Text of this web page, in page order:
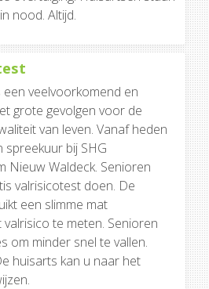
nood. Altijd.
veelvoorkomend en
grote gevolgen voor de
van leven. Vanaf heden
spreekuur bij SHG
Nieuw Waldeck. Senioren
valrisicotest doen. De
een slimme mat
te meten. Senioren
om minder snel te vallen.
huisarts kan u naar het